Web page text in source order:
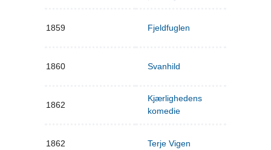
1859 Fjeldfuglen
1860 Svanhild
1862
Kjærlighedens
komedie
1862 Terje Vigen